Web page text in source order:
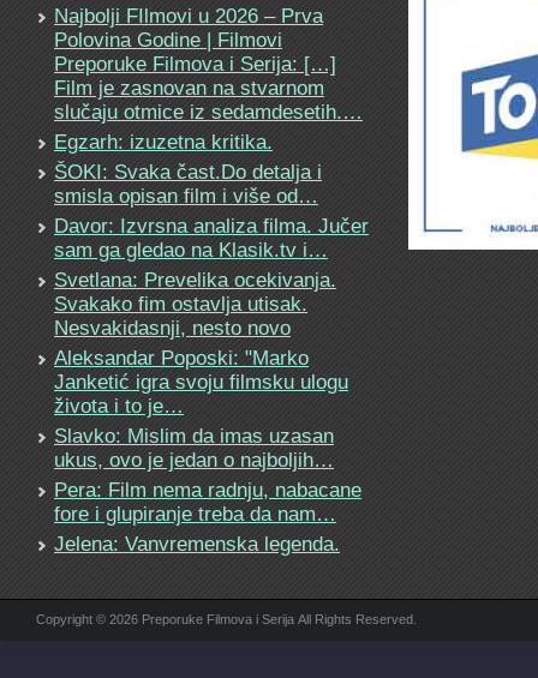
Najbolji FIlmovi u 2026 – Prva
Polovina Godine | Filmovi
Preporuke Filmova i Serija: […]
Film je zasnovan na stvarnom
slučaju otmice iz sedamdesetih.…
Egzarh: izuzetna kritika.
ŠOKI: Svaka čast.Do detalja i
smisla opisan film i više od…
Davor: Izvrsna analiza filma. Jučer
sam ga gledao na Klasik.tv i…
Svetlana: Prevelika ocekivanja.
Svakako fim ostavlja utisak.
Nesvakidasnji, nesto novo
Aleksandar Poposki: "Marko
Janketić igra svoju filmsku ulogu
života i to je…
Slavko: Mislim da imas uzasan
ukus, ovo je jedan o najboljih…
Pera: Film nema radnju, nabacane
fore i glupiranje treba da nam…
Jelena: Vanvremenska legenda.
Copyright © 2026 Preporuke Filmova i Serija All Rights Reserved.